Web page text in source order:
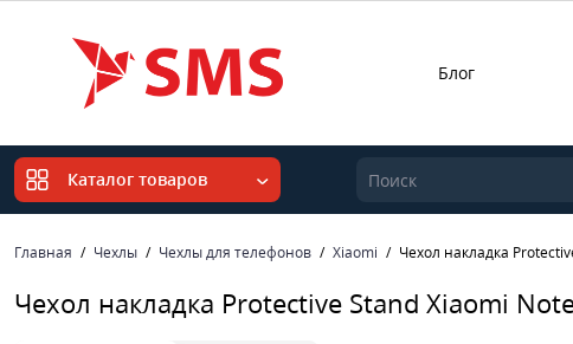
Блог
Каталог товаров
Главная Чехлы Чехлы для телефонов Xiaomi Чехол накладка
Чехол накладка Protective Stand Xiaomi